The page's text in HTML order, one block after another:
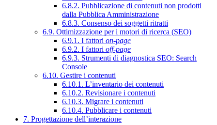
6.8.2. Pubblicazione di contenuti non prodotti
dalla Pubblica Amministrazione
6.8.3. Consenso dei soggetti ritratti
6.9. Ottimizzazione per i motori di ricerca (SEO)
6.9.1. I fattori on-page
6.9.2. I fattori off-page
6.9.3. Strumenti di diagnostica SEO: Search
Console
6.10. Gestire i contenuti
6.10.1. L’inventario dei contenuti
6.10.2. Revisionare i contenuti
6.10.3. Migrare i contenuti
6.10.4. Pubblicare i contenuti
7. Progettazione dell’interazione